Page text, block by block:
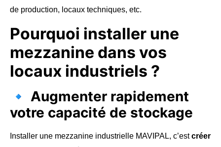
de production, locaux techniques, etc.
Pourquoi installer une
mezzanine dans vos
locaux industriels ?
🔹 Augmenter rapidement
votre capacité de stockage
Installer une mezzanine industrielle MAVIPAL, c’estcréer